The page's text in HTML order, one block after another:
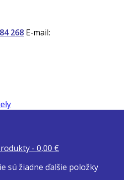
268 E-mail:
- 0,00 €
sú žiadne ďalšie položky